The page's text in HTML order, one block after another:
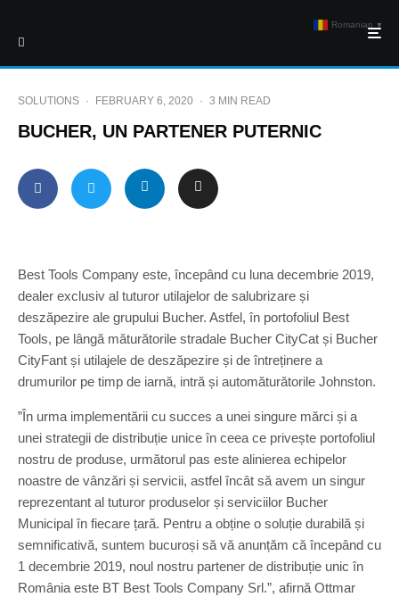
SOLUTIONS · FEBRUARY 6, 2020 · 3 MIN READ
BUCHER, UN PARTENER PUTERNIC
Best Tools Company este, începând cu luna decembrie 2019,
dealer exclusiv al tuturor utilajelor de salubrizare și
deszăpezire ale grupului Bucher. Astfel, în portofoliul Best
Tools, pe lângă măturătorile stradale Bucher CityCat și Bucher
CityFant și utilajele de deszăpezire și de întreținere a
drumurilor pe timp de iarnă, intră și automăturătorile Johnston.
”În urma implementării cu succes a unei singure mărci și a
unei strategii de distribuție unice în ceea ce privește portofoliul
nostru de produse, următorul pas este alinierea echipelor
noastre de vânzări și servicii, astfel încât să avem un singur
reprezentant al tuturor produselor și serviciilor Bucher
Municipal în fiecare țară. Pentru a obține o soluție durabilă și
semnificativă, suntem bucuroși să vă anunțăm că începând cu
1 decembrie 2019, noul nostru partener de distribuție unic în
România este BT Best Tools Company Srl.”, afirnă Ottmar
Romanian ▼